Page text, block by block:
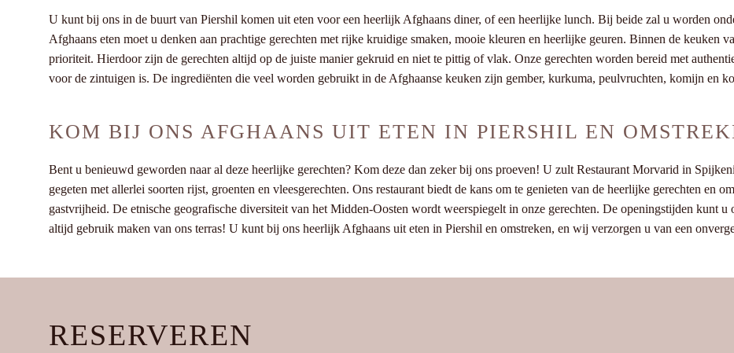
U kunt bij ons in de buurt van Piershil komen uit eten voor een heerlijk Afghaans diner, of een heerlijke lunch. Bij beide zal u worden
Afghaans eten moet u denken aan prachtige gerechten met rijke kruidige smaken, mooie kleuren en heerlijke geuren. Binnen de keuken
prioriteit. Hierdoor zijn de gerechten altijd op de juiste manier gekruid en niet te pittig of vlak. Onze gerechten worden bereid met
voor de zintuigen is. De ingrediënten die veel worden gebruikt in de Afghaanse keuken zijn gember, kurkuma, peulvruchten, komijn en
KOM BIJ ONS AFGHAANS UIT ETEN IN PIERSHIL EN
Bent u benieuwd geworden naar al deze heerlijke gerechten? Kom deze dan zeker bij ons proeven! U zult Restaurant Morvarid in
gegeten met allerlei soorten rijst, groenten en vleesgerechten. Ons restaurant biedt de kans om te genieten van de heerlijke gerechten en
gastvrijheid. De etnische geografische diversiteit van het Midden-Oosten wordt weerspiegelt in onze gerechten. De openingstijden kunt u
altijd gebruik maken van ons terras! U kunt bij ons heerlijk Afghaans uit eten in Piershil en omstreken, en wij verzorgen u van een
RESERVEREN